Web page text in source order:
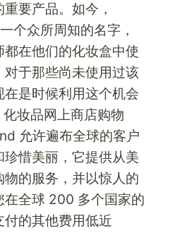
要产品。如今，
个众所周知的名字，
在他们的化妆盒中使
对于那些尚未使用过该
是时候利用这个机会
妆品网上商店购物
允许遍布全球的客户
惜美丽，它提供从美
物的服务，并以惊人的
在全球 200 多个国家的
的其他费用低近